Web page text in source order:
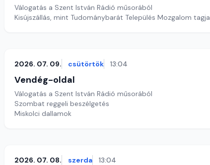
Válogatás a Szent István Rádió műsorából
Kisújszállás, mint Tudománybarát Település Mozgalom tagja
2026. 07. 09. csütörtök 13:04
Vendég-oldal
Válogatás a Szent István Rádió műsorából
Szombat reggeli beszélgetés
Miskolci dallamok
2026. 07. 08. szerda 13:04